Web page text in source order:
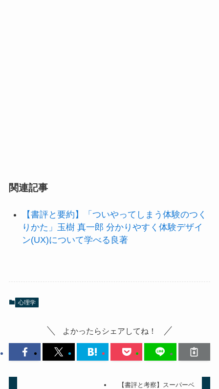
関連記事
【書評と要約】「ついやってしまう体験のつく
りかた」玉樹 真一郎 分かりやすく体験デザイ
ン(UX)について学べる良著
心理学
よかったらシェアしてね！
【書評と考察】スーパーベ